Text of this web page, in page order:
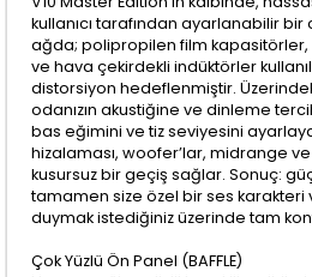
kullanıcı tarafından ayarlanabilir bir
ağda; polipropilen film
ve hava çekirdekli indüktörler
distorsiyon hedeflenmiştir.
odanızın akustiğine ve dinleme
bas eğimini ve tiz seviyesini
hizalaması, woofer’lar, midrange
kusursuz bir geçiş sağlar. Sonuç:
tamamen size özel bir ses karakteri
duymak istediğiniz üzerinde tam
Çok Yüzlü Ön Panel (BAFFLE)